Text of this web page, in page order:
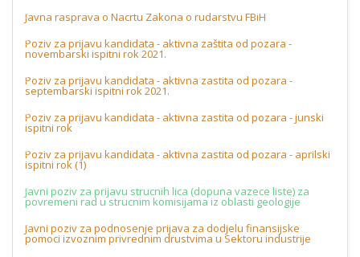
Javna rasprava o Nacrtu Zakona o rudarstvu FBiH
Poziv za prijavu kandidata - aktivna zaštita od pozara -
novembarski ispitni rok 2021.
Poziv za prijavu kandidata - aktivna zastita od pozara -
septembarski ispitni rok 2021.
Poziv za prijavu kandidata - aktivna zastita od pozara - junski
ispitni rok
Poziv za prijavu kandidata - aktivna zastita od pozara - aprilski
ispitni rok (1)
Javni poziv za prijavu strucnih lica (dopuna vazece liste) za
povremeni rad u strucnim komisijama iz oblasti geologije
Javni poziv za podnosenje prijava za dodjelu finansijske
pomoci izvoznim privrednim drustvima u Sektoru industrije